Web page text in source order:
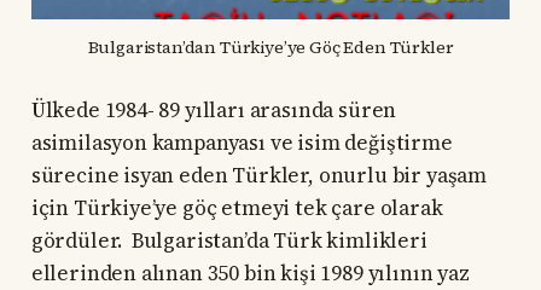
Bulgaristan’dan Türkiye’ye Göç Eden Türkler
Ülkede 1984- 89 yılları arasında süren
asimilasyon kampanyası ve isim değiştirme
sürecine isyan eden Türkler, onurlu bir yaşam
için Türkiye’ye göç etmeyi tek çare olarak
gördüler. Bulgaristan’da Türk kimlikleri
ellerinden alınan 350 bin kişi 1989 yılının yaz